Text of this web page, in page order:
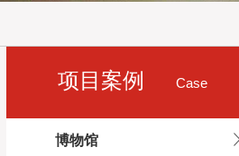
项目案例 Case
博物馆